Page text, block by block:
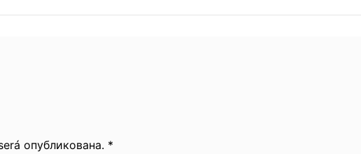
опубликована. *